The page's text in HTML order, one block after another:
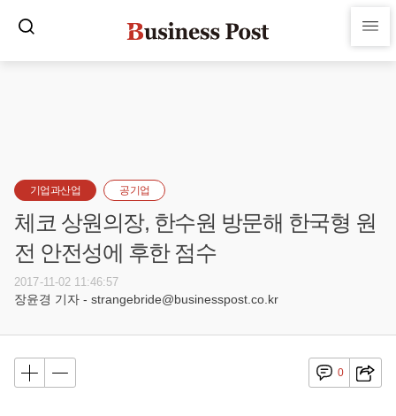
기업과산업 공기업
체코 상원의장, 한수원 방문해 한국형 원
전 안전성에 후한 점수
2017-11-02 11:46:57
장윤경 기자 - strangebride@businesspost.co.kr
0